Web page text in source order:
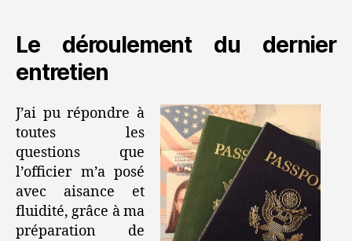
Le déroulement du dernier
entretien
J’ai pu répondre à
toutes les
questions que
l’officier m’a posé
avec aisance et
fluidité, grâce à ma
préparation de